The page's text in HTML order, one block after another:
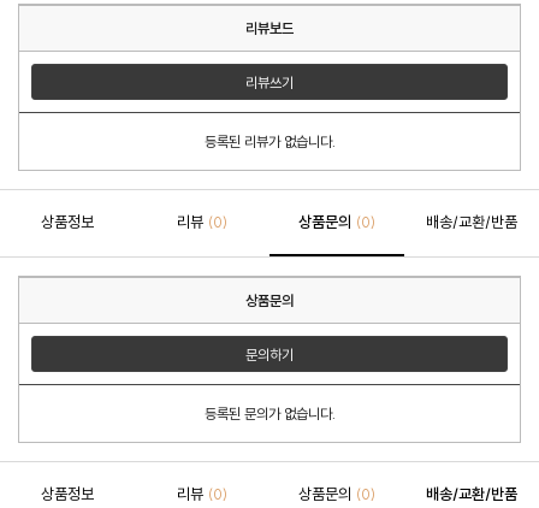
리뷰보드
리뷰쓰기
등록된 리뷰가 없습니다.
상품정보 리뷰 (0) 상품문의 (0) 배송/교환/반품
상품문의
문의하기
등록된 문의가 없습니다.
상품정보 리뷰 (0) 상품문의 (0) 배송/교환/반품